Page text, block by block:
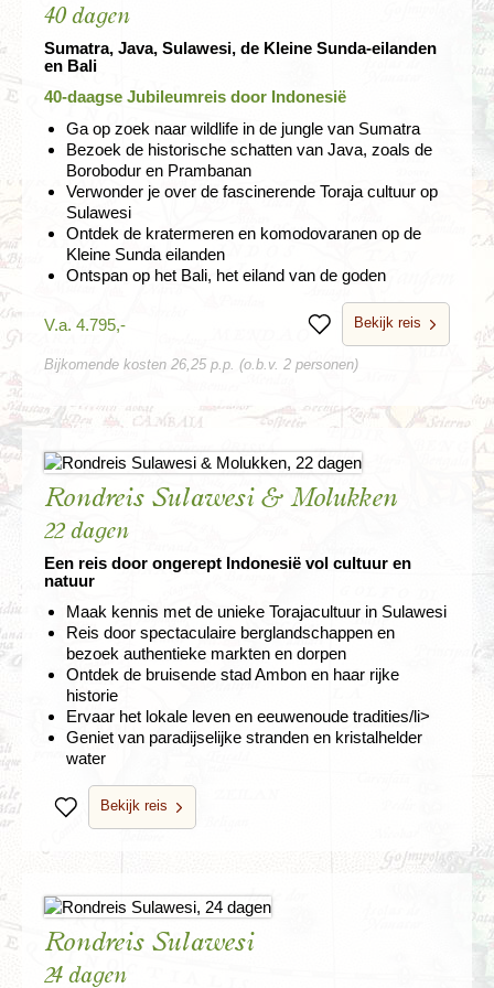
40 dagen
Sumatra, Java, Sulawesi, de Kleine Sunda-eilanden
en Bali
40-daagse Jubileumreis door Indonesië
Ga op zoek naar wildlife in de jungle van Sumatra
Bezoek de historische schatten van Java, zoals de
Borobodur en Prambanan
Verwonder je over de fascinerende Toraja cultuur op
Sulawesi
Ontdek de kratermeren en komodovaranen op de
Kleine Sunda eilanden
Ontspan op het Bali, het eiland van de goden
V.a. 4.795,- BewarenBekijk reis
Bijkomende kosten 26,25 p.p. (o.b.v. 2 personen)
Rondreis Sulawesi & Molukken
22 dagen
Een reis door ongerept Indonesië vol cultuur en
natuur
Maak kennis met de unieke Torajacultuur in Sulawesi
Reis door spectaculaire berglandschappen en
bezoek authentieke markten en dorpen
Ontdek de bruisende stad Ambon en haar rijke
historie
Ervaar het lokale leven en eeuwenoude tradities/li>
Geniet van paradijselijke stranden en kristalhelder
water
BewarenBekijk reis
Rondreis Sulawesi
24 dagen